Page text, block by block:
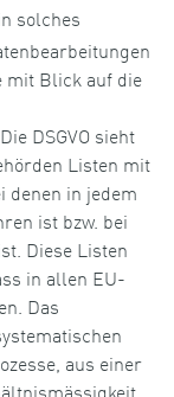
solches
mit Blick auf die
DSGVO sieht
Listen mit
denen in jedem
ist bzw. bei
Diese Listen
in allen EU-
Das
aus einer